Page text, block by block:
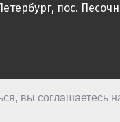
вы соглашаетесь
пос.